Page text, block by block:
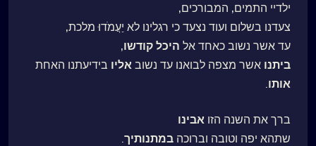
ילדיי התמים, המבורכים,
צעדנו בשלום ועוד נצעד כי רגלינו לא יַעֲמֹדוּ מלכת,
עד אשר נשוב כאחד אל היכל קודשו,
ביתנואשר מצפה לבואנו עד נשוב אליובידיעתנו האחת
אותו.
ברך את השנה הזו אבינו
שתהא יפה וטובה וברוכה במתנותיך.